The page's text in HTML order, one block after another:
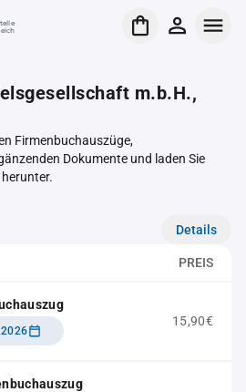
m.b.H.,
Firmenbuchauszüge,
Dokumente und laden Sie
Details
PREIS
15,90€